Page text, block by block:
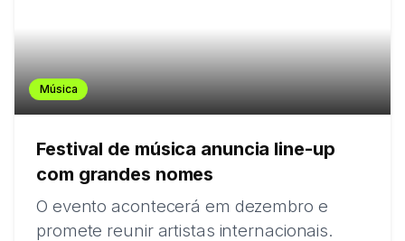
Música
Festival de música anuncia line-up
com grandes nomes
O evento acontecerá em dezembro e
promete reunir artistas internacionais.